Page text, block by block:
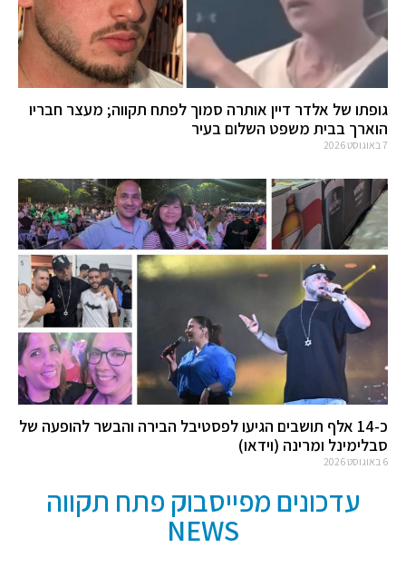
גופתו של אלדר דיין אותרה סמוך לפתח תקווה; מעצר חבריו
הוארך בבית משפט השלום בעיר
7 באוגוסט 2026
כ-14 אלף תושבים הגיעו לפסטיבל הבירה והבשר להופעה של
סבלימינל ומרינה (וידאו)
6 באוגוסט 2026
עדכונים מפייסבוק פתח תקווה
NEWS